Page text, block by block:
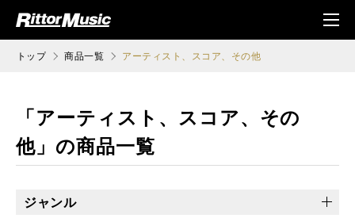
ジック (Rittor Musi
メニ
ュ
トップ 商品一覧 アーティスト、スコア、その他
「アーティスト、スコア、その
他」の商品一覧
ジャンル